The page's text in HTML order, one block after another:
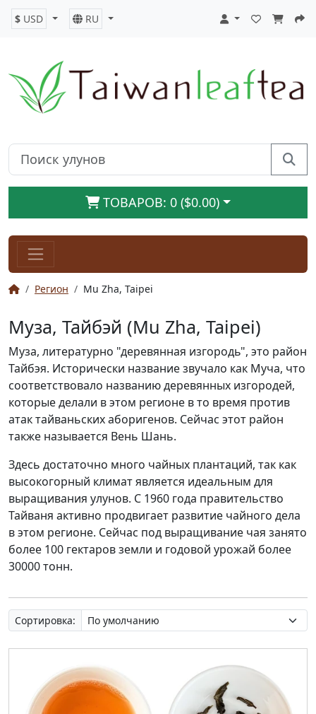
$ USD RU
ТОВАРОВ: 0 ($0.00)
Регион Mu Zha, Taipei
Муза, Тайбэй (Mu Zha, Taipei)
Муза, литературно "деревянная изгородь", это район
Тайбэя. Исторически название звучало как Муча, что
соответствовало названию деревянных изгородей,
которые делали в этом регионе в то время против
атак тайваньских аборигенов. Сейчас этот район
также называется Вень Шань.
Здесь достаточно много чайных плантаций, так как
высокогорный климат является идеальным для
выращивания улунов. С 1960 года правительство
Тайваня активно продвигает развитие чайного дела
в этом регионе. Сейчас под выращивание чая занято
более 100 гектаров земли и годовой урожай более
30000 тонн.
Сортировка: